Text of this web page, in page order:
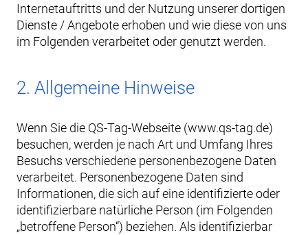
Internetauftritts und der Nutzung unserer dortigen
Dienste / Angebote erhoben und wie diese von uns
im Folgenden verarbeitet oder genutzt werden.
2. Allgemeine Hinweise
Wenn Sie die QS-Tag-Webseite (www.qs-tag.de)
besuchen, werden je nach Art und Umfang Ihres
Besuchs verschiedene personenbezogene Daten
verarbeitet. Personenbezogene Daten sind
Informationen, die sich auf eine identifizierte oder
identifizierbare natürliche Person (im Folgenden
„betroffene Person“) beziehen. Als identifizierbar